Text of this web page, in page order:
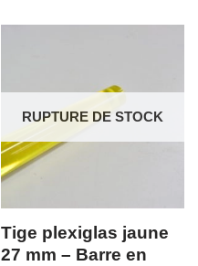
RUPTURE DE STOCK
Tige plexiglas jaune
27 mm – Barre en